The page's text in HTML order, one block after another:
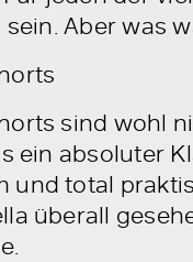
sein. Aber was
sind wohl
ein absoluter
und total
überall